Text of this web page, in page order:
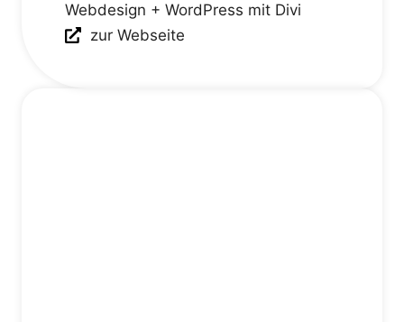
Webdesign + WordPress mit Divi
zur Webseite